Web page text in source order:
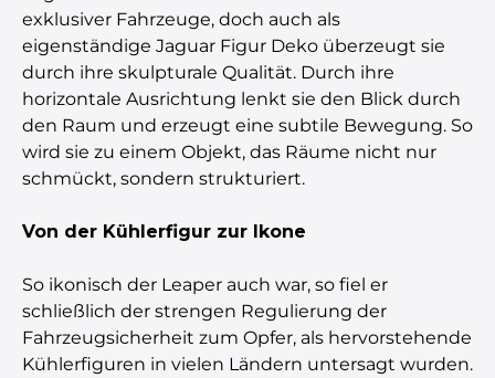
exklusiver Fahrzeuge, doch auch als
eigenständige Jaguar Figur Deko überzeugt sie
durch ihre skulpturale Qualität. Durch ihre
horizontale Ausrichtung lenkt sie den Blick durch
den Raum und erzeugt eine subtile Bewegung. So
wird sie zu einem Objekt, das Räume nicht nur
schmückt, sondern strukturiert.
Von der Kühlerfigur zur Ikone
So ikonisch der Leaper auch war, so fiel er
schließlich der strengen Regulierung der
Fahrzeugsicherheit zum Opfer, als hervorstehende
Kühlerfiguren in vielen Ländern untersagt wurden.